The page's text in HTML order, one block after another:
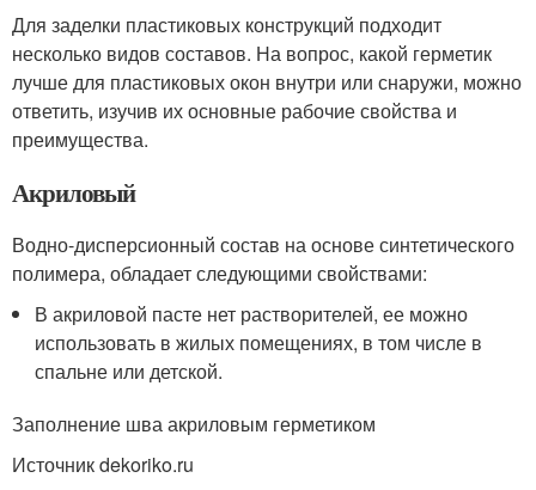
Для заделки пластиковых конструкций подходит
несколько видов составов. На вопрос, какой герметик
лучше для пластиковых окон внутри или снаружи, можно
ответить, изучив их основные рабочие свойства и
преимущества.
Акриловый
Водно-дисперсионный состав на основе синтетического
полимера, обладает следующими свойствами:
В акриловой пасте нет растворителей, ее можно
использовать в жилых помещениях, в том числе в
спальне или детской.
Заполнение шва акриловым герметиком
Источник dekoriko.ru